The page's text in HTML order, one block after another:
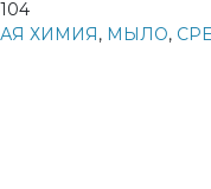
ХИМИЯ, МЫЛО,